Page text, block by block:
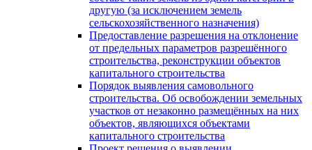
другую (за исключением земель
сельскохозяйственного назначения)
Предоставление разрешения на отклонение
от предельных параметров разрешённого
строительства, реконструкции объектов
капитального строительства
Порядок выявления самовольного
строительства. Об освобождении земельных
участков от незаконно размещённых на них
объектов, являющихся объектами
капитального строительства